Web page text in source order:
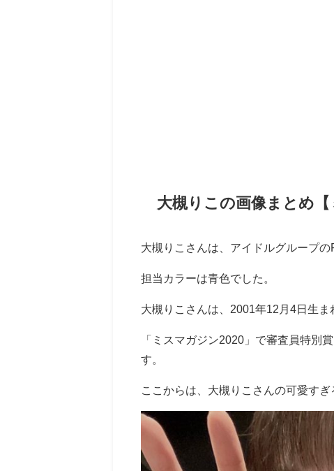
大槻りこの画像まとめ【
大槻りこさんは、アイドルグループ
担当カラーは青色でした。
大槻りこさんは、2001年12月4日生ま
「ミスマガジン2020」で審査員特別
す。
ここからは、大槻りこさんの可愛す